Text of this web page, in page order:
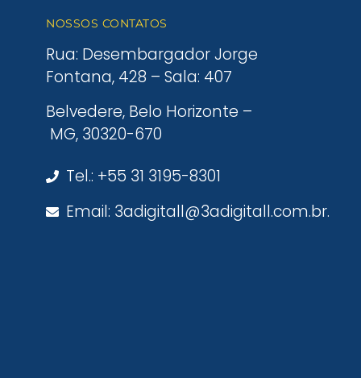
NOSSOS CONTATOS
Rua: Desembargador Jorge
Fontana, 428 – Sala: 407
Belvedere, Belo Horizonte –
MG, 30320-670
Tel.: +55 31 3195-8301
Email: 3adigitall@3adigitall.com.br.